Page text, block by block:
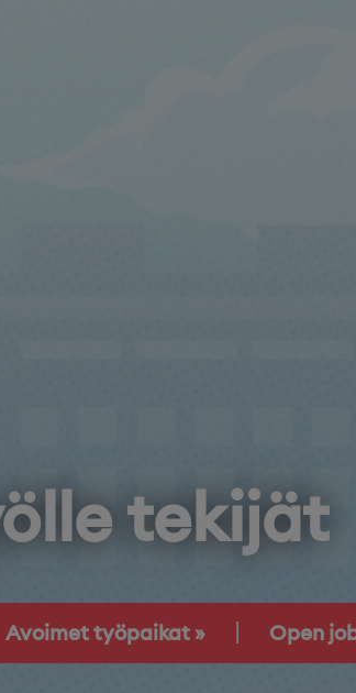
tekijät
Avoimet työpaikat Open